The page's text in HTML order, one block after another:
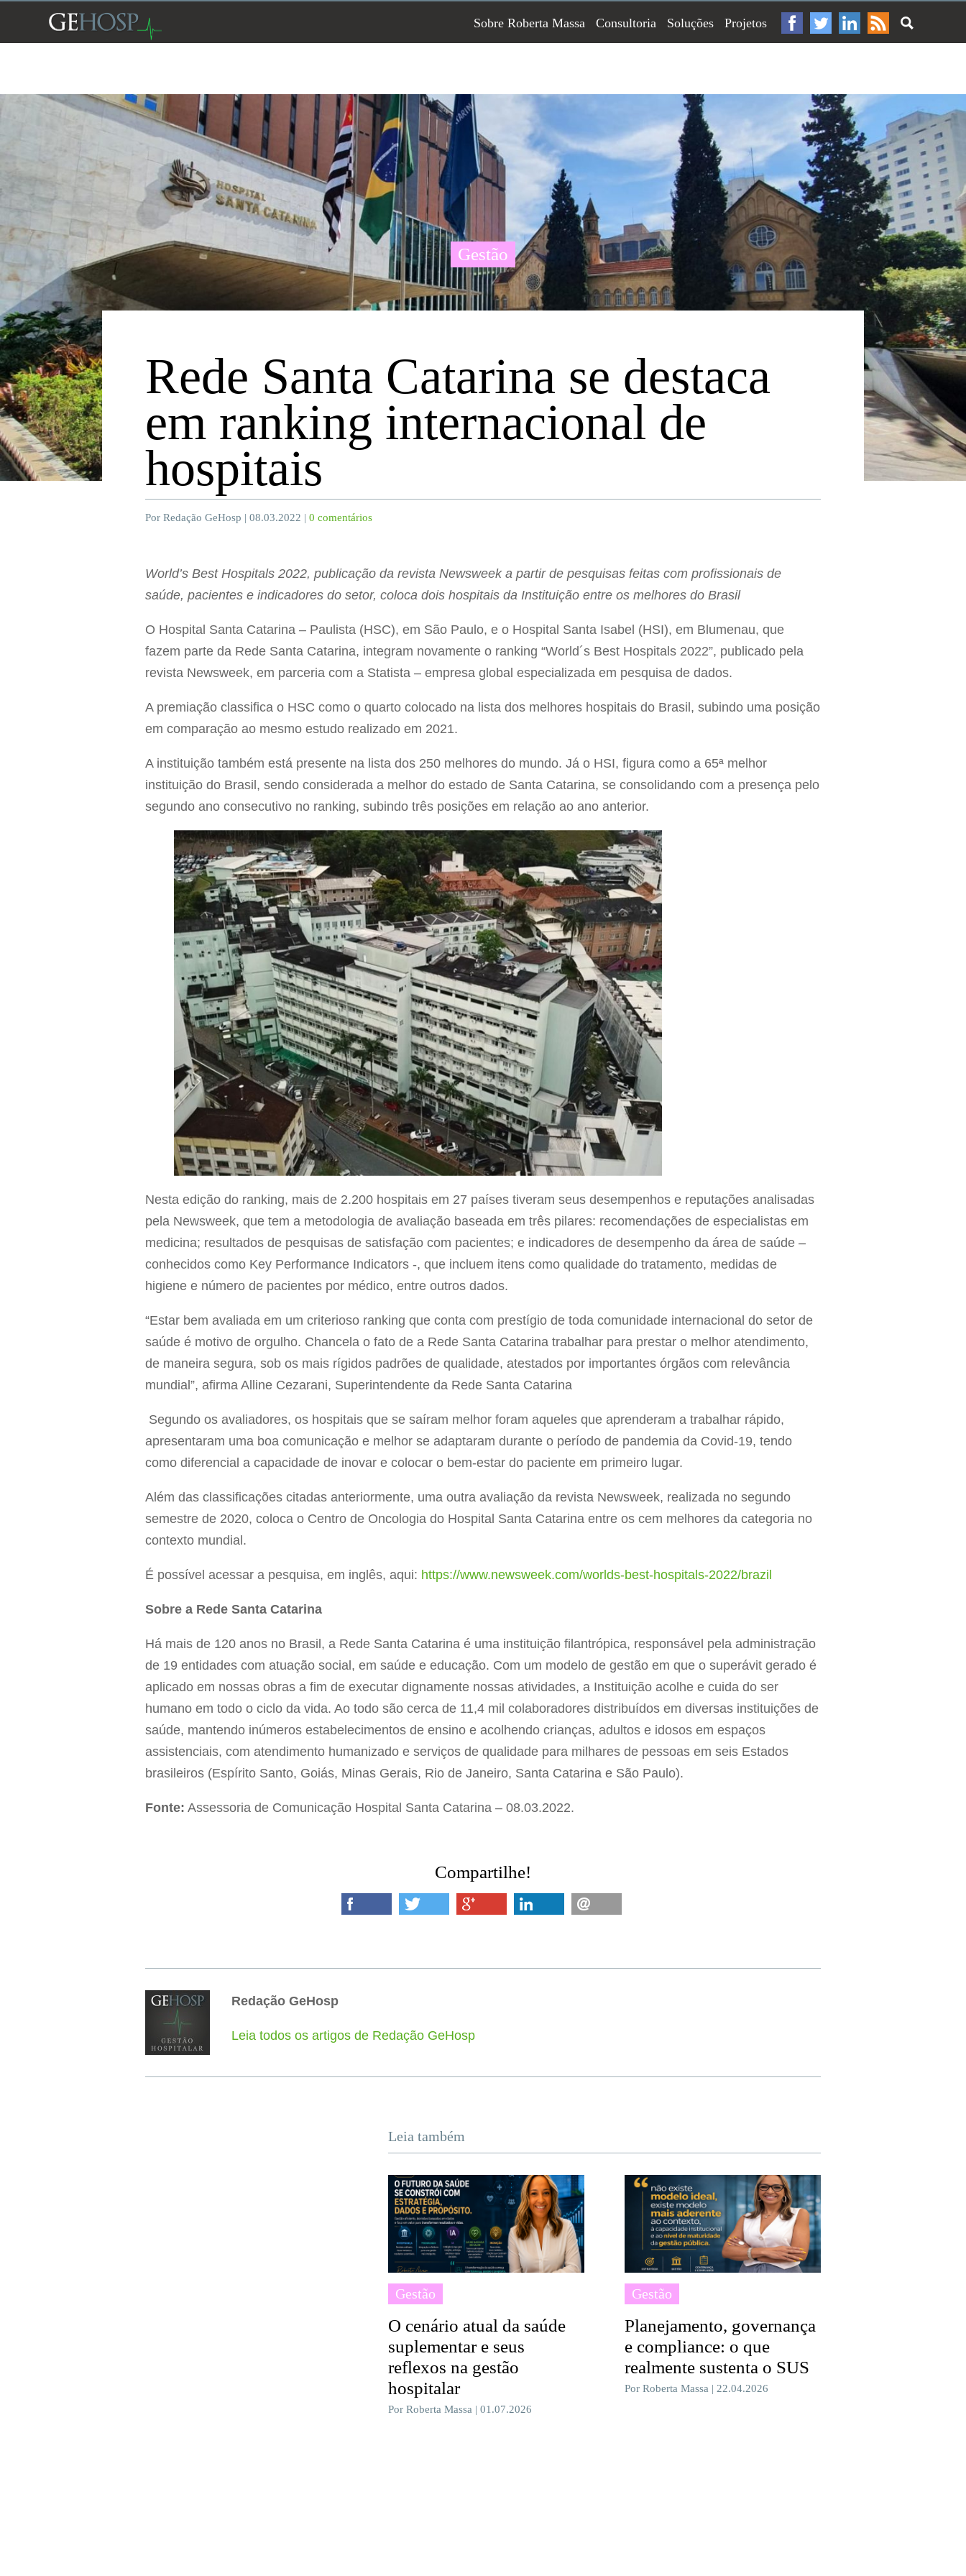
Sobre Roberta Massa Consultoria Soluções Projetos
Gestão
Rede Santa Catarina se destaca
em ranking internacional de
hospitais
Por Redação GeHosp | 08.03.2022 | 0 comentários
World’s Best Hospitals 2022, publicação da revista Newsweek a partir de pesquisas feitas com profissionais de
saúde, pacientes e indicadores do setor, coloca dois hospitais da Instituição entre os melhores do Brasil
O Hospital Santa Catarina – Paulista (HSC), em São Paulo, e o Hospital Santa Isabel (HSI), em Blumenau, que
fazem parte da Rede Santa Catarina, integram novamente o ranking “World´s Best Hospitals 2022”, publicado pela
revista Newsweek, em parceria com a Statista – empresa global especializada em pesquisa de dados.
A premiação classifica o HSC como o quarto colocado na lista dos melhores hospitais do Brasil, subindo uma posição
em comparação ao mesmo estudo realizado em 2021.
A instituição também está presente na lista dos 250 melhores do mundo. Já o HSI, figura como a 65ª melhor
instituição do Brasil, sendo considerada a melhor do estado de Santa Catarina, se consolidando com a presença pelo
segundo ano consecutivo no ranking, subindo três posições em relação ao ano anterior.
Nesta edição do ranking, mais de 2.200 hospitais em 27 países tiveram seus desempenhos e reputações analisadas
pela Newsweek, que tem a metodologia de avaliação baseada em três pilares: recomendações de especialistas em
medicina; resultados de pesquisas de satisfação com pacientes; e indicadores de desempenho da área de saúde –
conhecidos como Key Performance Indicators -, que incluem itens como qualidade do tratamento, medidas de
higiene e número de pacientes por médico, entre outros dados.
“Estar bem avaliada em um criterioso ranking que conta com prestígio de toda comunidade internacional do setor de
saúde é motivo de orgulho. Chancela o fato de a Rede Santa Catarina trabalhar para prestar o melhor atendimento,
de maneira segura, sob os mais rígidos padrões de qualidade, atestados por importantes órgãos com relevância
mundial”, afirma Alline Cezarani, Superintendente da Rede Santa Catarina
Segundo os avaliadores, os hospitais que se saíram melhor foram aqueles que aprenderam a trabalhar rápido,
apresentaram uma boa comunicação e melhor se adaptaram durante o período de pandemia da Covid-19, tendo
como diferencial a capacidade de inovar e colocar o bem-estar do paciente em primeiro lugar.
Além das classificações citadas anteriormente, uma outra avaliação da revista Newsweek, realizada no segundo
semestre de 2020, coloca o Centro de Oncologia do Hospital Santa Catarina entre os cem melhores da categoria no
contexto mundial.
É possível acessar a pesquisa, em inglês, aqui: https://www.newsweek.com/worlds-best-hospitals-2022/brazil
Sobre a Rede Santa Catarina
Há mais de 120 anos no Brasil, a Rede Santa Catarina é uma instituição filantrópica, responsável pela administração
de 19 entidades com atuação social, em saúde e educação. Com um modelo de gestão em que o superávit gerado é
aplicado em nossas obras a fim de executar dignamente nossas atividades, a Instituição acolhe e cuida do ser
humano em todo o ciclo da vida. Ao todo são cerca de 11,4 mil colaboradores distribuídos em diversas instituições de
saúde, mantendo inúmeros estabelecimentos de ensino e acolhendo crianças, adultos e idosos em espaços
assistenciais, com atendimento humanizado e serviços de qualidade para milhares de pessoas em seis Estados
brasileiros (Espírito Santo, Goiás, Minas Gerais, Rio de Janeiro, Santa Catarina e São Paulo).
Fonte: Assessoria de Comunicação Hospital Santa Catarina – 08.03.2022.
Compartilhe!
Redação GeHosp
Leia todos os artigos de Redação GeHosp
Leia também
Gestão
O cenário atual da saúde
suplementar e seus
reflexos na gestão
hospitalar
Por Roberta Massa | 01.07.2026
Gestão
Planejamento, governança
e compliance: o que
realmente sustenta o SUS
Por Roberta Massa | 22.04.2026